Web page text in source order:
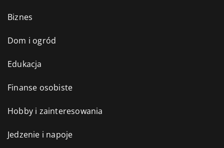
Biznes
Dom i ogród
Edukacja
Finanse osobiste
Hobby i zainteresowania
Jedzenie i napoje